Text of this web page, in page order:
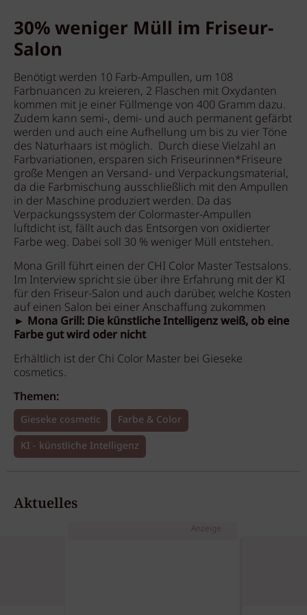
30% weniger Müll im Friseur-
Salon
Benötigt werden 10 Farb-Ampullen, um 108
Farbnuancen zu kreieren, 2 Flaschen mit Oxydanten
kommen mit je einer Füllmenge von 400 Gramm dazu.
Zudem kann semi-, demi- und auch permanent gefärbt
werden und auch eine Aufhellung um bis zu vier Töne
des Naturhaars ist möglich. Durch diese Vielzahl an
Farbvariationen, ersparen sich Friseurinnen*Friseure
große Mengen an Versand- und Verpackungsmaterial,
da die Farbmischung ausschließlich mit den Ampullen
in der Maschine produziert werden. Da das
Verpackungssystem der Colormaster-Ampullen
luftdicht ist, fällt auch das Entsorgen von oxidierter
Farbe weg. Dabei soll 30 % weniger Müll entstehen.
Mona Grill führt einen der CHI Color Master Testsalons.
Im Interview spricht sie über ihre Erfahrung mit der KI
für den Friseur-Salon und auch darüber, welche Kosten
auf einen Salon bei einer Anschaffung zukommen
► Mona Grill: Die künstliche Intelligenz weiß, ob eine
Farbe gut wird oder nicht
Erhältlich ist der Chi Color Master bei Gieseke
cosmetics.
Themen:
Gieseke cosmetic
Farbe & Color
KI - künstliche Intelligenz
Aktuelles
Anzeige